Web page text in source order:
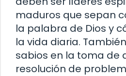
maduros que sepan
la palabra de Dios y
la vida diaria.
sabios en la toma de
resolución de